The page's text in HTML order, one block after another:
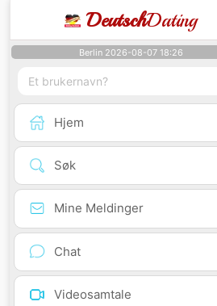
DeutschDating
Berlin 2026-08-07 18:26
Hjem
Søk
Mine Meldinger
Chat
Videosamtale